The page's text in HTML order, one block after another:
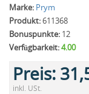
Marke: Prym
Produkt:611368
Bonuspunkte: 12
Verfügbarkeit:4.00
Preis:
inkl. USt.